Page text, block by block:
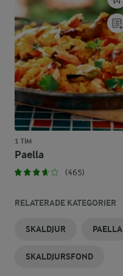
1 TIM
Paella
(465)
RELATERADE KATEGORIER
SKALDJUR PAELLA
SKALDJURSFOND